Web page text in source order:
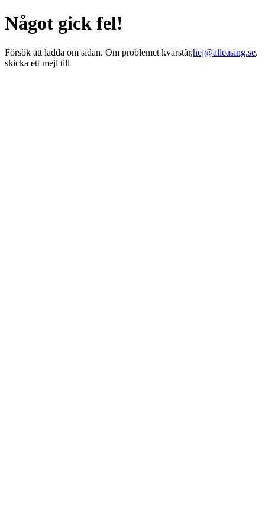
Något gick fel!
Försök att ladda om sidan. Om problemet kvarstår,hej@alleasing.se.
skicka ett mejl till